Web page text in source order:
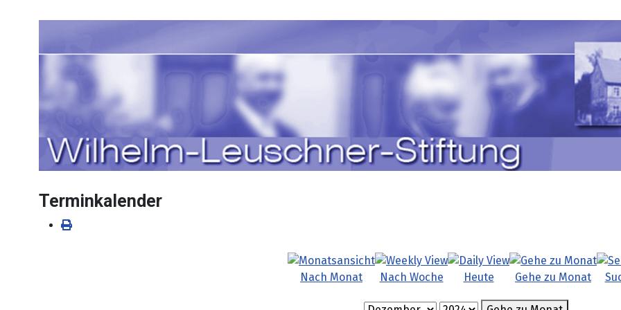
Terminkalender
Nach Monat Nach Woche Heute Gehe zu Monat